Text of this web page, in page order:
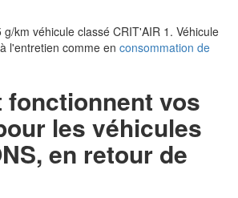
km véhicule classé CRIT'AIR 1. Véhicule
l'entretien comme en consommation de
fonctionnent vos
les véhicules
en retour de